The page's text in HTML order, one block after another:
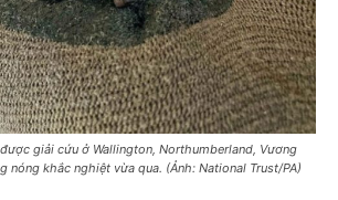
giải cứu ở Wallington, Northumberland, Vương
nóng khắc nghiệt vừa qua. (Ảnh: National Trust/PA)